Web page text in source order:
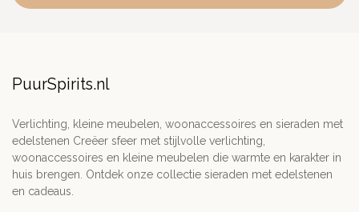
PuurSpirits.nl
Verlichting, kleine meubelen, woonaccessoires en sieraden met
edelstenen Creëer sfeer met stijlvolle verlichting,
woonaccessoires en kleine meubelen die warmte en karakter in
huis brengen. Ontdek onze collectie sieraden met edelstenen
en cadeaus.